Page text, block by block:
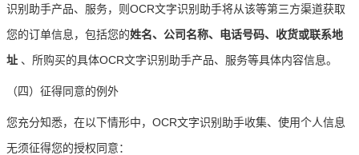
识别助手产品、服务，则OCR文字识别助手将从该等第三方渠道获取
您的订单信息，包括您的姓名、公司名称、电话号码、收货或联系地
址 、所购买的具体OCR文字识别助手产品、服务等具体内容信息。
（四）征得同意的例外
您充分知悉，在以下情形中，OCR文字识别助手收集、使用个人信息
无须征得您的授权同意：